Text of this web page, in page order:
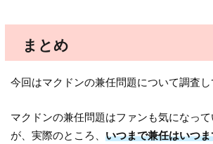
まとめ
今回はマクドンの兼任問題について調査し
マクドンの兼任問題はファンも気になっ
が、実際のところ、いつまで兼任はいつ